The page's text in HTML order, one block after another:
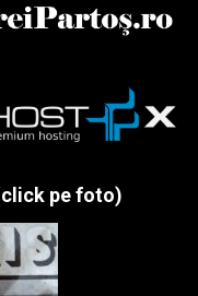
pe foto)